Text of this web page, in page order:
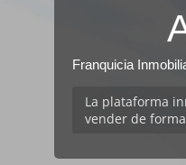
Franquicia
La plataforma
vender de